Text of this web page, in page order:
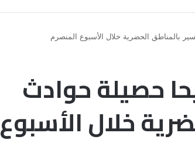
و2940 جريحا حصيلة حوادث
خلال الأسبوع